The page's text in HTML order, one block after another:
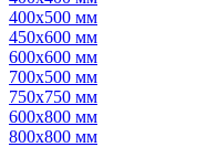
400х500 мм
450х600 мм
600х600 мм
700х500 мм
750х750 мм
600х800 мм
800х800 мм